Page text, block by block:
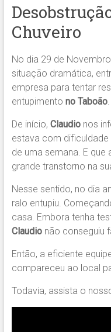
Chuveiro
No dia 29 de
situação dramática,
empresa para tentar
entupimento no Taboão.
De início, Claudionos
estava com
de uma semana. E que
grande transtorno na
Nesse sentido, no dia
ralo entupiu.
casa. Embora tenha
Claudionão conseguiu
Então, a eficiente
compareceu ao local
Todavia, assista o